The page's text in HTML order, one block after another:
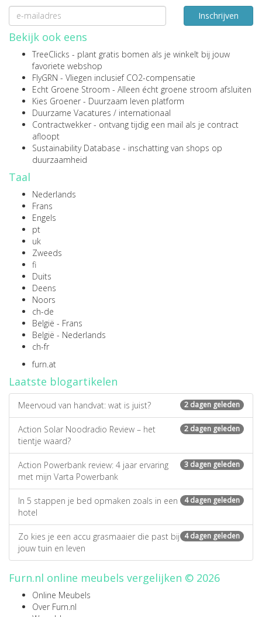
Inschrijven
Bekijk ook eens
TreeClicks - plant gratis bomen als je winkelt bij jouw
favoriete webshop
FlyGRN - Vliegen inclusief CO2-compensatie
Echt Groene Stroom - Alleen écht groene stroom afsluiten
Kies Groener - Duurzaam leven platform
Duurzame Vacatures / internationaal
Contractwekker - ontvang tijdig een mail als je contract
afloopt
Sustainability Database - inschatting van shops op
duurzaamheid
Taal
Nederlands
Frans
Engels
pt
uk
Zweeds
fi
Duits
Deens
Noors
ch-de
België - Frans
België - Nederlands
ch-fr
furn.at
Laatste blogartikelen
2 dagen geleden
Meervoud van handvat: wat is juist?
2 dagen geleden
Action Solar Noodradio Review – het
tientje waard?
3 dagen geleden
Action Powerbank review: 4 jaar ervaring
met mijn Varta Powerbank
4 dagen geleden
In 5 stappen je bed opmaken zoals in een
hotel
4 dagen geleden
Zo kies je een accu grasmaaier die past bij
jouw tuin en leven
Furn.nl online meubels vergelijken © 2026
Online Meubels
Over Furn.nl